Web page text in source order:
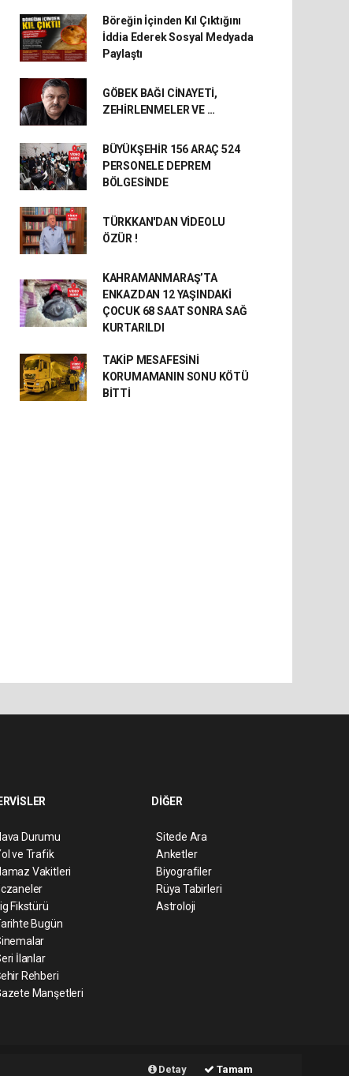
Böreğin İçinden Kıl Çıktığını
İddia Ederek Sosyal Medyada
Paylaştı
GÖBEK BAĞI CİNAYETİ,
ZEHİRLENMELER VE …
BÜYÜKŞEHİR 156 ARAÇ 524
PERSONELE DEPREM
BÖLGESİNDE
TÜRKKAN'DAN VİDEOLU
ÖZÜR !
KAHRAMANMARAŞ’TA
ENKAZDAN 12 YAŞINDAKİ
ÇOCUK 68 SAAT SONRA SAĞ
KURTARILDI
TAKİP MESAFESİNİ
KORUMAMANIN SONU KÖTÜ
BİTTİ
Detay Tamam
Durumu
ve Trafik
Vakitleri
Fikstürü
Bugün
İlanlar
Rehberi
Manşetleri
DİĞER
Sitede Ara
Anketler
Biyografiler
Rüya Tabirleri
Astroloji
Haber Yazılımı: Web Aksiyon ®